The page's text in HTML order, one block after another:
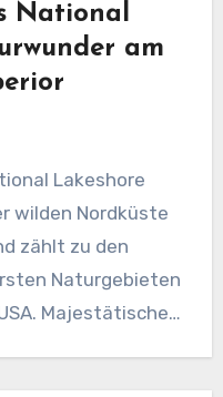
National
am
Lakeshore
wilden Nordküste
zählt zu den
Naturgebieten
Majestätische